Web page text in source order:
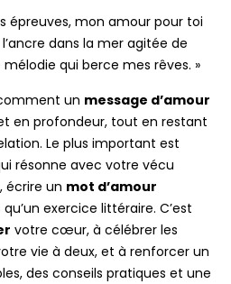
épreuves, mon amour pour toi
dans la mer agitée de
qui berce mes rêves. »
un message d’amour
en profondeur, tout en restant
Le plus important est
résonne avec votre vécu
écrire un mot d’amour
exercice littéraire. C’est
votre cœur, à célébrer les
vie à deux, et à renforcer un
des conseils pratiques et une